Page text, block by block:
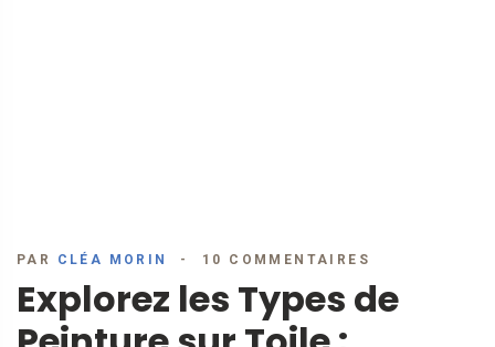
PAR CLÉA MORIN 10 COMMENTAIRES
Explorez les Types de